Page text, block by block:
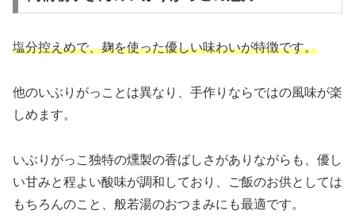
塩分控えめで、麹を使った優しい味わいが特徴です。
他のいぶりがっことは異なり、手作りならではの風味が楽
しめます。
いぶりがっこ独特の燻製の香ばしさがありながらも、優し
い甘みと程よい酸味が調和しており、ご飯のお供としては
もちろんのこと、般若湯のおつまみにも最適です。